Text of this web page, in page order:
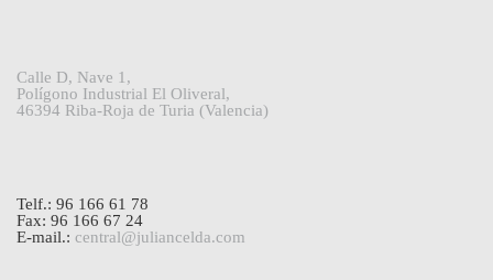
Calle D, Nave 1,
Polígono Industrial El Oliveral,
46394 Riba-Roja de Turia (Valencia)
Telf.: 96 166 61 78
Fax: 96 166 67 24
E-mail.: central@juliancelda.com